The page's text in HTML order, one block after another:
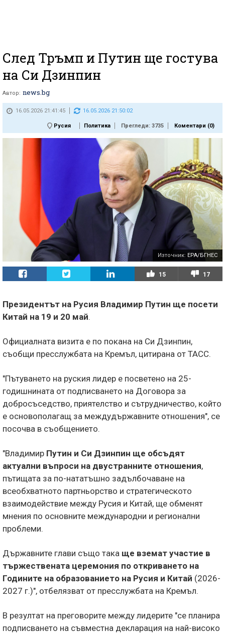
След Тръмп и Путин ще гостува
на Си Дзинпин
Автор: news.bg
16.05.2026 21:41:45 16.05.2026 21:50:02
Русия Политика Прегледи: 3735 Коментари (0)
Източник: EPA/БГНЕС
15 17
Президентът на Русия Владимир Путин ще посети
Китай на 19 и 20 май.
Официалната визита е по покана на Си Дзинпин,
съобщи пресслужбата на Кремъл, цитирана от ТАСС.
"Пътуването на руския лидер е посветено на 25-
годишнината от подписването на Договора за
добросъседство, приятелство и сътрудничество, който
е основополагащ за междудържавните отношения", се
посочва в съобщението.
"Владимир Путин и Си Дзинпин ще обсъдят
актуални въпроси на двустранните отношения,
пътищата за по-нататъшно задълбочаване на
всеобхватното партньорство и стратегическото
взаимодействие между Русия и Китай, ще обменят
мнения по основните международни и регионални
проблеми.
Държавните глави също така ще вземат участие в
тържествената церемония по откриването на
Годините на образованието на Русия и Китай (2026-
2027 г.)", отбелязват от пресслужбата на Кремъл.
В резултат на преговорите между лидерите "се планира
подписването на съвместна декларация на най-високо